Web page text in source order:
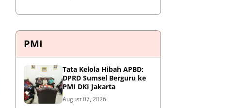
PMI
Tata Kelola Hibah APBD:
DPRD Sumsel Berguru ke
PMI DKI Jakarta
August 07, 2026